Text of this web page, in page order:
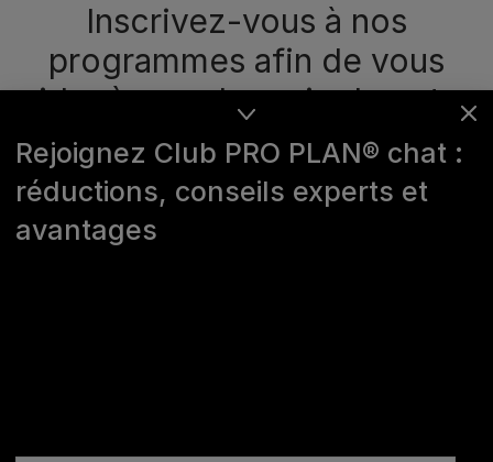
Inscrivez-vous à nos
programmes afin de vous
aider à prendre soin de votre
animal !​
Chez Purina, nous sommes convaincus que
les Hommes et les animaux de compagnie vivent mieux
ensemble. Nos programmes vous accompagnent dans
Rejoignez Club PRO PLAN® chat :
réductions, conseils experts et
avantages